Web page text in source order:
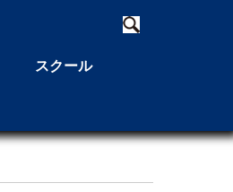
スクール